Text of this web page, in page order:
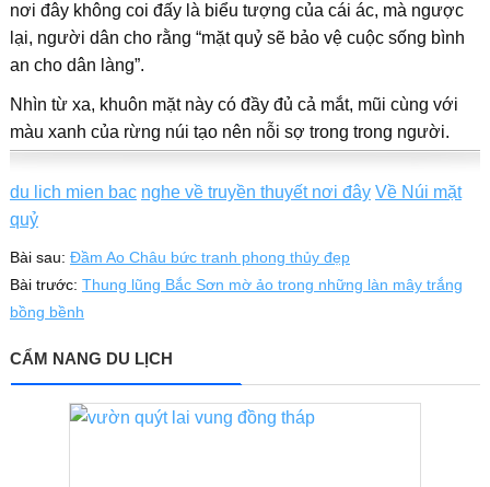
nơi đây không coi đấy là biểu tượng của cái ác, mà ngược
lại, người dân cho rằng “mặt quỷ sẽ bảo vệ cuộc sống bình
an cho dân làng”.
Nhìn từ xa, khuôn mặt này có đầy đủ cả mắt, mũi cùng với
màu xanh của rừng núi tạo nên nỗi sợ trong trong người.
du lich mien bac nghe về truyền thuyết nơi đây Về Núi mặt
quỷ
Bài sau: Đầm Ao Châu bức tranh phong thủy đẹp
Bài trước: Thung lũng Bắc Sơn mờ ảo trong những làn mây trắng
bồng bềnh
CẨM NANG DU LỊCH